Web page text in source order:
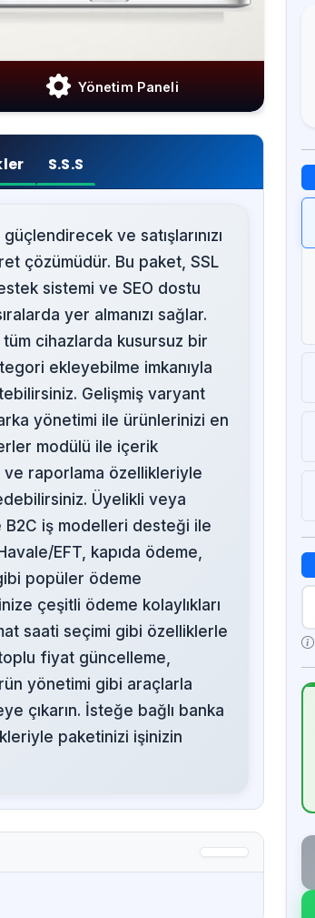
Yönetim Paneli
S.S.S
ve satışlarınızı
çözümüdür. Bu paket, SSL
sistemi ve SEO dostu
yer almanızı sağlar.
cihazlarda kusursuz bir
ekleyebilme imkanıyla
Gelişmiş varyant
yönetimi ile ürünlerinizi en
modülü ile içerik
ve raporlama özellikleriyle
Üyelikli veya
B2C iş modelleri desteği ile
EFT, kapıda ödeme,
popüler ödeme
çeşitli ödeme kolaylıkları
saati seçimi gibi özelliklerle
fiyat güncelleme,
yönetimi gibi araçlarla
çıkarın. İsteğe bağlı banka
paketinizi işinizin